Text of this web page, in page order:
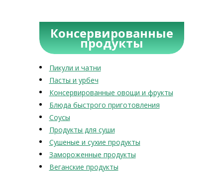
Консервированные
продукты
Пикули и чатни
Пасты и урбеч
Консервированные овощи и фрукты
Блюда быстрого приготовления
Соусы
Продукты для суши
Сушеные и сухие продукты
Замороженные продукты
Веганские продукты